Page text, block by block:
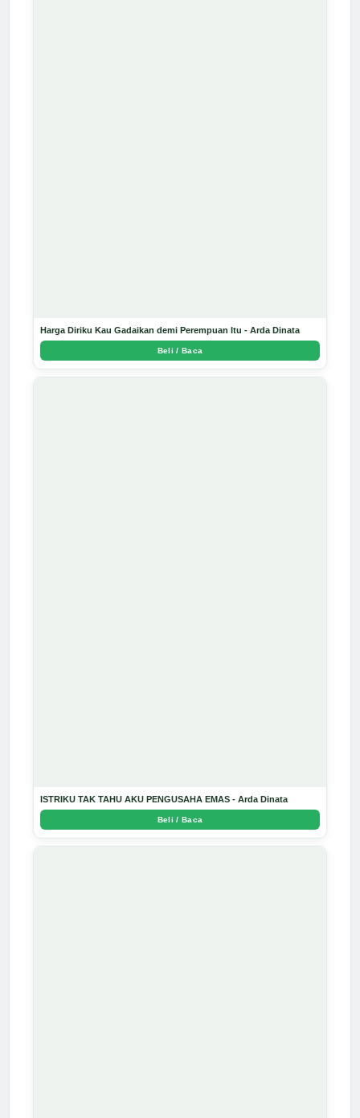
Harga Diriku Kau Gadaikan demi Perempuan Itu - Arda Dinata
Beli / Baca
ISTRIKU TAK TAHU AKU PENGUSAHA EMAS - Arda Dinata
Beli / Baca